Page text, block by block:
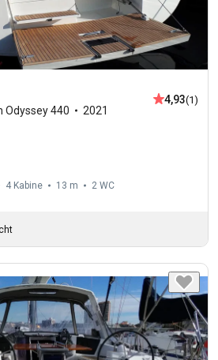
Odyssey 440
2021
4,93(1)
4 Kabine 13 m 2 WC